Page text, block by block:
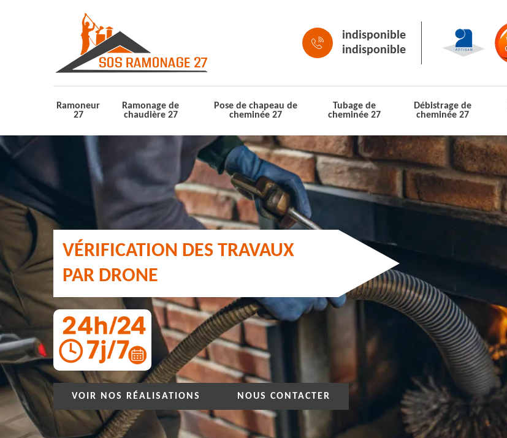
indisponible
indisponible
Ramoneur
27
Ramonage de
chaudière 27
Pose de chapeau de
cheminée 27
Tubage de
cheminée 27
Débistrage de
cheminée 27
VÉRIFICATION DES TRAVAUX
PAR DRONE
VOIR NOS RÉALISATIONS NOUS CONTACTER